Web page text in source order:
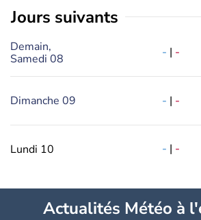
jours suivants
Demain,
Samedi 08
- | -
Dimanche 09 - | -
Lundi 10 - | -
Actualités Météo à